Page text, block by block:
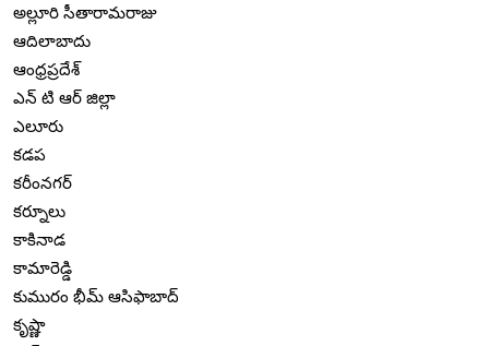
అల్లూరి సీతారామరాజు
ఆదిలాబాదు
ఆంధ్రప్రదేశ్
ఎన్ టి ఆర్ జిల్లా
ఎలూరు
కడప
కరీంనగర్
కర్నూలు
కాకినాడ
కామారెడ్డి
కుమురం భీమ్ ఆసిఫాబాద్
కృష్ణా